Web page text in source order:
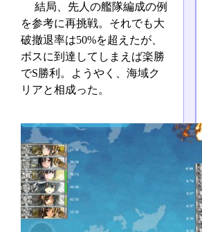
結局、先人の艦隊編成の例
を参考に再挑戦。それでも大
破撤退率は50%を超えたが、
ボスに到達してしまえば楽勝
でS勝利。ようやく、海域ク
リアと相成った。